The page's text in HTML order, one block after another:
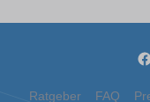
Ratgeber FAQ